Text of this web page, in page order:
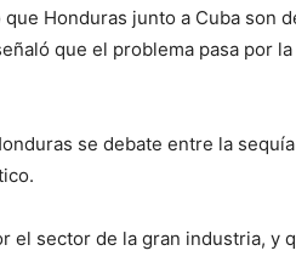
Honduras junto a Cuba son
que el problema pasa por la
se debate entre la
el sector de la gran industria, y